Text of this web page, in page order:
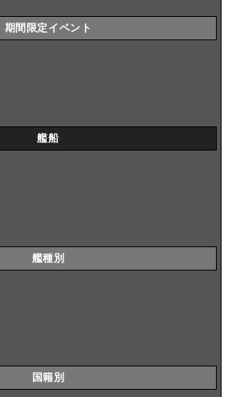
期間限定イベント
艦船
艦種別
国籍別